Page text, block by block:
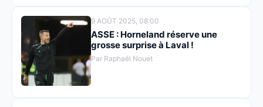
9 AOÛT 2025, 08:00
ASSE : Horneland réserve une
grosse surprise à Laval !
Par Raphaël Nouet